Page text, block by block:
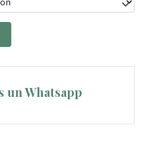
un Whatsapp